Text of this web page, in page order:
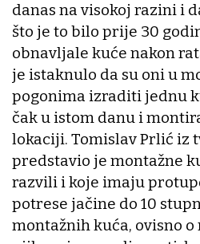
danas na visokoj razini i
što je to bilo prije 30
obnavljale kuće nakon
je istaknulo da su oni u
pogonima izraditi jednu
čak u istom danu i
lokaciji. Tomislav Prlić iz
predstavio je montažne
razvili i koje imaju
potrese jačine do 10
montažnih kuća, ovisno